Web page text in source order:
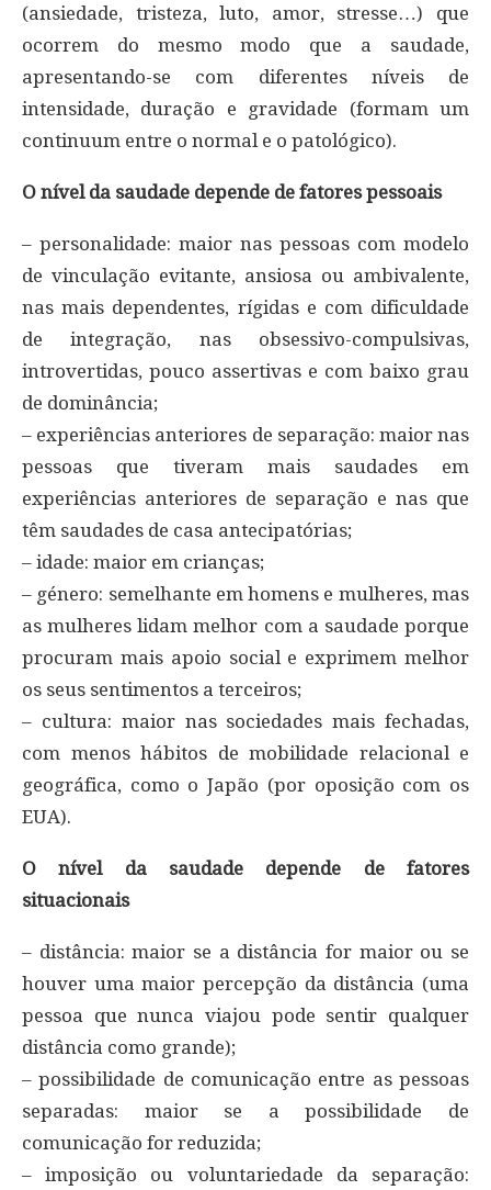
(ansiedade, tristeza, luto, amor, stresse…) que
ocorrem do mesmo modo que a saudade,
apresentando-se com diferentes níveis de
intensidade, duração e gravidade (formam um
continuum entre o normal e o patológico).
O nível da saudade depende de fatores pessoais
– personalidade: maior nas pessoas com modelo
de vinculação evitante, ansiosa ou ambivalente,
nas mais dependentes, rígidas e com dificuldade
de integração, nas obsessivo-compulsivas,
introvertidas, pouco assertivas e com baixo grau
de dominância;
– experiências anteriores de separação: maior nas
pessoas que tiveram mais saudades em
experiências anteriores de separação e nas que
têm saudades de casa antecipatórias;
– idade: maior em crianças;
– género: semelhante em homens e mulheres, mas
as mulheres lidam melhor com a saudade porque
procuram mais apoio social e exprimem melhor
os seus sentimentos a terceiros;
– cultura: maior nas sociedades mais fechadas,
com menos hábitos de mobilidade relacional e
geográfica, como o Japão (por oposição com os
EUA).
O nível da saudade depende de fatores
situacionais
– distância: maior se a distância for maior ou se
houver uma maior percepção da distância (uma
pessoa que nunca viajou pode sentir qualquer
distância como grande);
– possibilidade de comunicação entre as pessoas
separadas: maior se a possibilidade de
comunicação for reduzida;
– imposição ou voluntariedade da separação: